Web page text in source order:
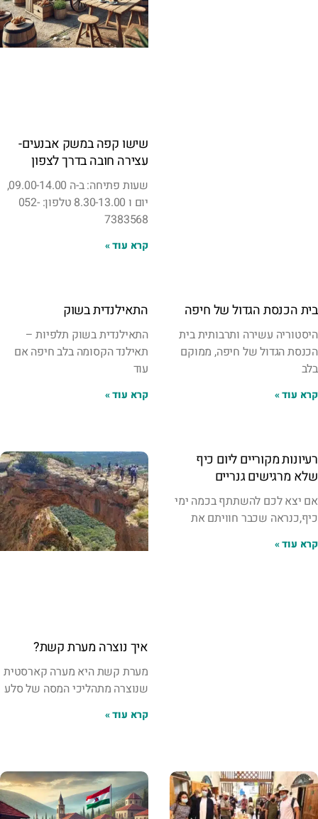
שישו קפה במשק אבנעים-
עצירה חובה בדרך לצפון
שעות פתיחה: ב-ה 09.00-14.00,
יום ו 8.30-13.00 טלפון: 052-
7383568
קרא עוד »
בית הכנסת הגדול של חיפה
היסטוריה עשירה ותרבותית בית
הכנסת הגדול של חיפה, ממוקם
בלב
קרא עוד »
התאילנדית בשוק
התאילנדית בשוק תלפיות –
תאילנד הקסומה בלב חיפה אם
עוד
קרא עוד »
רעיונות מקוריים ליום כיף
שלא מרגישים גנריים
אם יצא לכם להשתתף בכמה ימי
כיף,כנראה שכבר חוויתם את
קרא עוד »
איך נוצרה מערת קשת?
מערת קשת היא מערה קארסטית
שנוצרה מתהליכי המסה של סלע
קרא עוד »